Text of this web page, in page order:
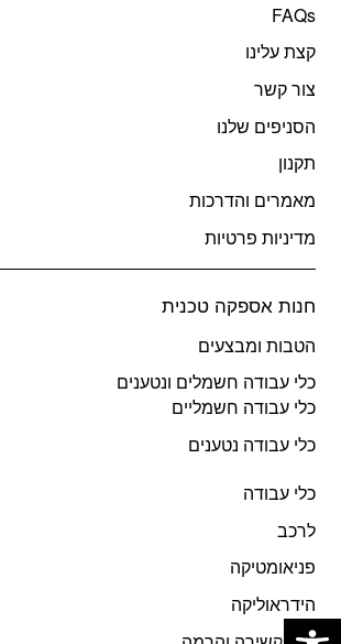
FAQs
קצת עלינו
צור קשר
הסניפים שלנו
תקנון
מאמרים והדרכות
מדיניות פרטיות
חנות אספקה טכנית
הטבות ומבצעים
כלי עבודה חשמלים ונטענים
כלי עבודה חשמליים
כלי עבודה נטענים
כלי עבודה
לרכב
פניאומטיקה
הידראוליקה
פתח סרגל נגישות